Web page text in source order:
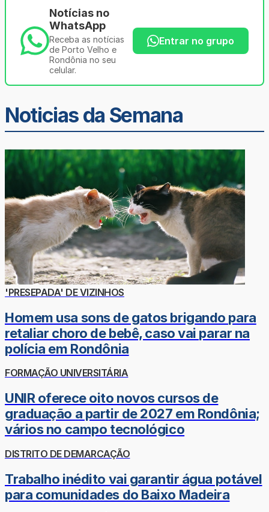
Notícias no
WhatsApp
Receba as notícias
de Porto Velho e
Rondônia no seu
celular.
Entrar no grupo
Noticias da Semana
'PRESEPADA' DE VIZINHOS
Homem usa sons de gatos brigando para
retaliar choro de bebê, caso vai parar na
polícia em Rondônia
FORMAÇÃO UNIVERSITÁRIA
UNIR oferece oito novos cursos de
graduação a partir de 2027 em Rondônia;
vários no campo tecnológico
DISTRITO DE DEMARCAÇÃO
Trabalho inédito vai garantir água potável
para comunidades do Baixo Madeira